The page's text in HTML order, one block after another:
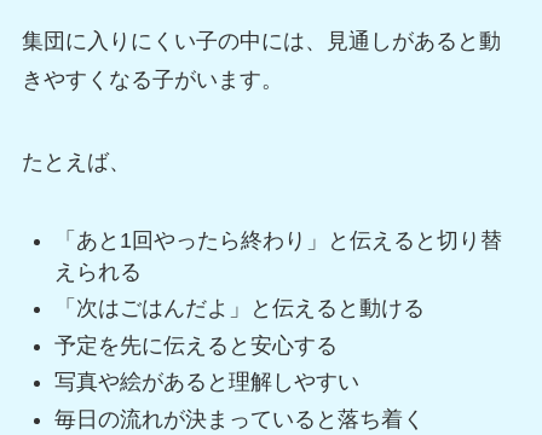
集団に入りにくい子の中には、見通しがあると動
きやすくなる子がいます。
たとえば、
「あと1回やったら終わり」と伝えると切り替
えられる
「次はごはんだよ」と伝えると動ける
予定を先に伝えると安心する
写真や絵があると理解しやすい
毎日の流れが決まっていると落ち着く